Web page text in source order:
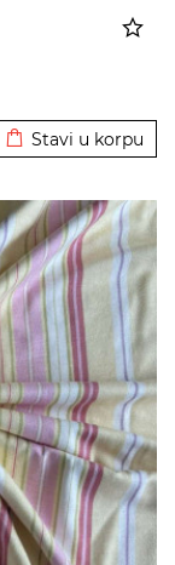
Stavi u korpu